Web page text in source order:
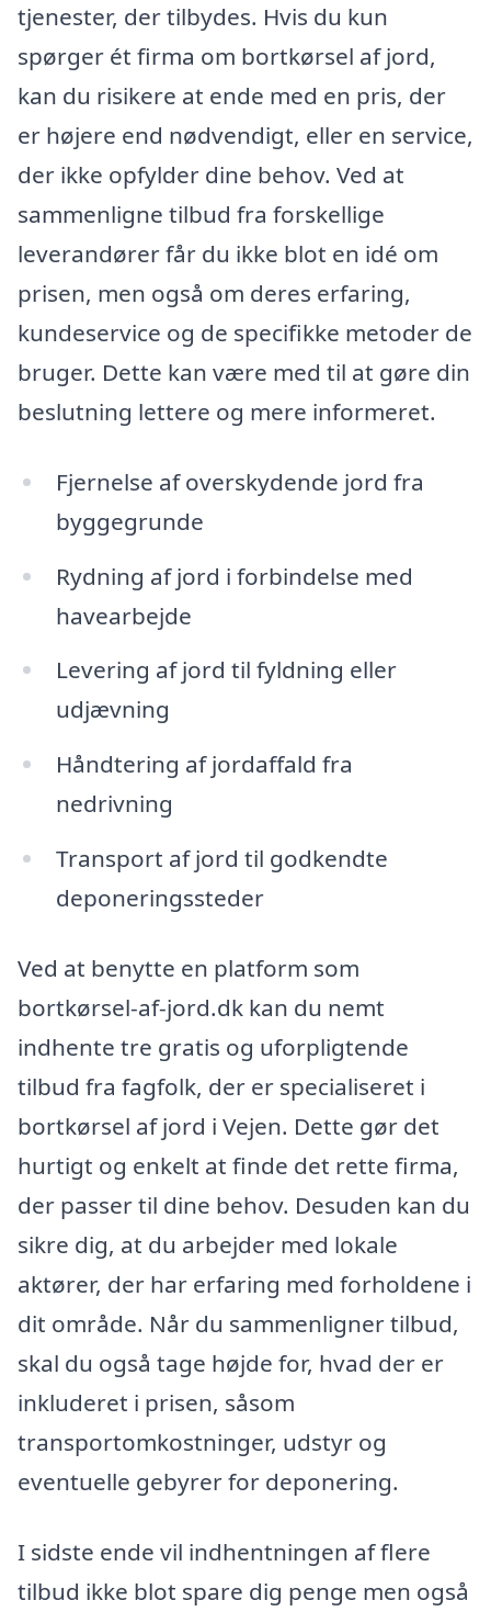
tjenester, der tilbydes. Hvis du kun
spørger ét firma om bortkørsel af jord,
kan du risikere at ende med en pris, der
er højere end nødvendigt, eller en service,
der ikke opfylder dine behov. Ved at
sammenligne tilbud fra forskellige
leverandører får du ikke blot en idé om
prisen, men også om deres erfaring,
kundeservice og de specifikke metoder de
bruger. Dette kan være med til at gøre din
beslutning lettere og mere informeret.
Fjernelse af overskydende jord fra
byggegrunde
Rydning af jord i forbindelse med
havearbejde
Levering af jord til fyldning eller
udjævning
Håndtering af jordaffald fra
nedrivning
Transport af jord til godkendte
deponeringssteder
Ved at benytte en platform som
bortkørsel-af-jord.dk kan du nemt
indhente tre gratis og uforpligtende
tilbud fra fagfolk, der er specialiseret i
bortkørsel af jord i Vejen. Dette gør det
hurtigt og enkelt at finde det rette firma,
der passer til dine behov. Desuden kan du
sikre dig, at du arbejder med lokale
aktører, der har erfaring med forholdene i
dit område. Når du sammenligner tilbud,
skal du også tage højde for, hvad der er
inkluderet i prisen, såsom
transportomkostninger, udstyr og
eventuelle gebyrer for deponering.
I sidste ende vil indhentningen af flere
tilbud ikke blot spare dig penge men også